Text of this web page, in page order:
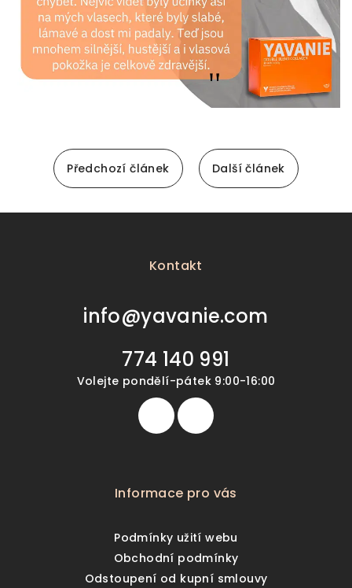
Předchozí článek Další článek
Kontakt
info@yavanie.com
774 140 991
Volejte pondělí-pátek 9:00-16:00
Informace pro vás
Podmínky užití webu
Obchodní podmínky
Odstoupení od kupní smlouvy